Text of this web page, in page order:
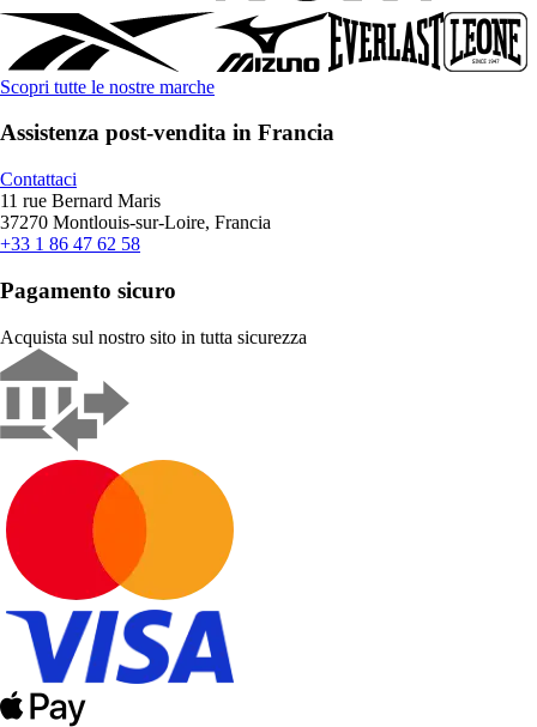
Scopri tutte le nostre marche
Assistenza post-vendita in Francia
Contattaci
11 rue Bernard Maris
37270 Montlouis-sur-Loire, Francia
+33 1 86 47 62 58
Pagamento sicuro
Acquista sul nostro sito in tutta sicurezza